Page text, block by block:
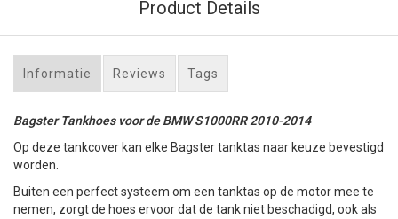
Product Details
Informatie Reviews Tags
Bagster Tankhoes voor de BMW S1000RR 2010-2014
Op deze tankcover kan elke Bagster tanktas naar keuze bevestigd
worden.
Buiten een perfect systeem om een tanktas op de motor mee te
nemen, zorgt de hoes ervoor dat de tank niet beschadigd, ook als